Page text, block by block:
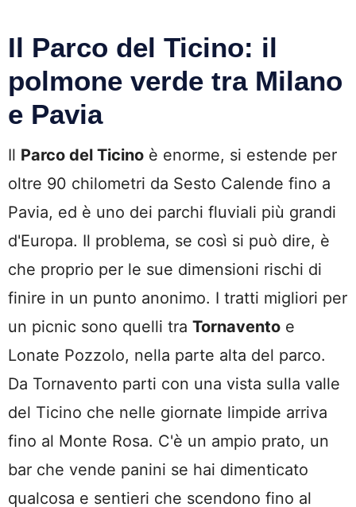
Il Parco del Ticino: il
polmone verde tra Milano
e Pavia
Il Parco del Ticino è enorme, si estende per
oltre 90 chilometri da Sesto Calende fino a
Pavia, ed è uno dei parchi fluviali più grandi
d'Europa. Il problema, se così si può dire, è
che proprio per le sue dimensioni rischi di
finire in un punto anonimo. I tratti migliori per
un picnic sono quelli tra Tornavento e
Lonate Pozzolo, nella parte alta del parco.
Da Tornavento parti con una vista sulla valle
del Ticino che nelle giornate limpide arriva
fino al Monte Rosa. C'è un ampio prato, un
bar che vende panini se hai dimenticato
qualcosa e sentieri che scendono fino al